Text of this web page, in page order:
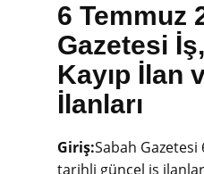
6 Temmuz
Gazetesi
Kayıp İlan
İlanları
Giriş:Sabah Gazetesi
tarihli güncel iş